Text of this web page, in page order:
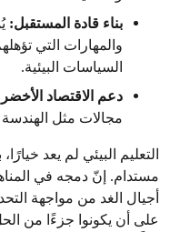
بناء قادة المستقبل:
والمهارات التي
السياسات البيئية.
دعم الاقتصاد
مجالات مثل الهندسة
التعليم البيئي لم يعد
مستدام. إنّ دمجه في
أجيال الغد من مواجهة
على أن يكونوا جزءًا من